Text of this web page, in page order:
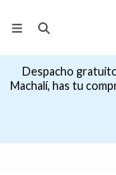
Despacho
Machalí, has tu